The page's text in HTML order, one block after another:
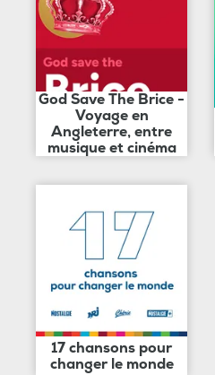
God Save The Brice -
Voyage en
Angleterre, entre
musique et cinéma
17 chansons pour
changer le monde